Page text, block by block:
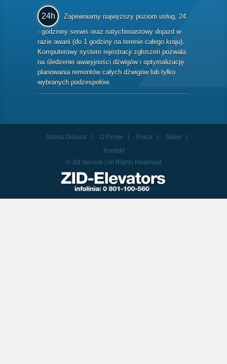
24h
Zapewniamy najwyższy poziom usług, 24
- godzinny serwis oraz natychmiastowy dojazd w
razie awarii (do 1 godziny na terenie całego kraju).
Komputerowy system rejestracji zgłoszeń pozwala
na śledzenie awaryjności dźwigów i optymalizację
planowania remontów całych dźwigów lub tylko
wybranych podzespołów.
Strona Główna O Firmie Praca
Sklep
Kontakt
© Zid Service | All Rights Reserved